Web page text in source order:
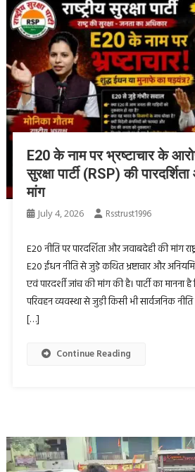
E20 के नाम पर भ्रष्टाचार के
सुरक्षा पार्टी (RSP) की
मांग
July 4, 2026 Rsstrust1996
E20 नीति पर पारदर्शिता और जवाबदेही की मांग
E20 ईंधन नीति से जुड़े कथित भ्रष्टाचार और
एवं पारदर्शी जांच की मांग की है। पार्टी का
परिवहन व्यवस्था से जुड़ी किसी भी सार्वजनिक
[…]
Continue Reading
Video
Player